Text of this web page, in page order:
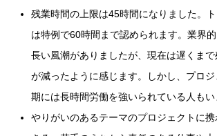
残業時間の上限は45時間になりました。
は特例で60時間まで認められます。業界
長い風潮がありましたが、現在は遅くまで
が減ったように感じます。しかし、プロ
期には長時間労働を強いられている人もい
やりがいのあるテーマのプロジェクトに